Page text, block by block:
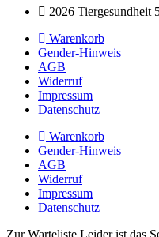
2026 Tiergesundheit
Warenkorb
Gender-Hinweis
AGB
Widerruf
Impressum
Datenschutz
Warenkorb
Gender-Hinweis
AGB
Widerruf
Impressum
Datenschutz
Zur Warteliste Leider ist das